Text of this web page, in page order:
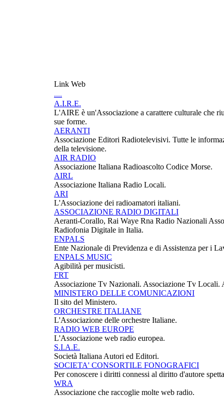
Link Web
....
A.I.R.E.
L'AIRE è un'Associazione a carattere culturale che
sue forme.
AERANTI
Associazione Editori Radiotelevisivi. Tutte le
della televisione.
AIR RADIO
Associazione Italiana Radioascolto Codice Morse.
AIRL
Associazione Italiana Radio Locali.
ARI
L'Associazione dei radioamatori italiani.
ASSOCIAZIONE RADIO DIGITALI
Aeranti-Corallo, Rai Waye Rna Radio Nazionali
Radiofonia Digitale in Italia.
ENPALS
Ente Nazionale di Previdenza e di Assistenza per i
ENPALS MUSIC
Agibilità per musicisti.
FRT
Associazione Tv Nazionali. Associazione Tv Locali.
MINISTERO DELLE COMUNICAZIONI
Il sito del Ministero.
ORCHESTRE ITALIANE
L'Associazione delle orchestre Italiane.
RADIO WEB EUROPE
L'Associazione web radio europea.
S.I.A.E.
Società Italiana Autori ed Editori.
SOCIETA' CONSORTILE FONOGRAFICI
Per conoscere i diritti connessi al diritto d'autore
WRA
Associazione che raccoglie molte web radio.